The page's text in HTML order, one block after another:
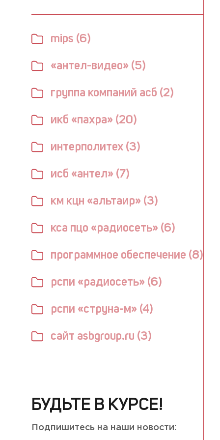
mips (6)
«антел-видео» (5)
группа компаний асб (2)
икб «пахра» (20)
интерполитех (3)
исб «антел» (7)
км кцн «альтаир» (3)
кса пцо «радиосеть» (6)
программное обеспечение (8)
рспи «радиосеть» (6)
рспи «струна-м» (4)
сайт asbgroup.ru (3)
БУДЬТЕ В КУРСЕ!
Подпишитесь на наши новости: